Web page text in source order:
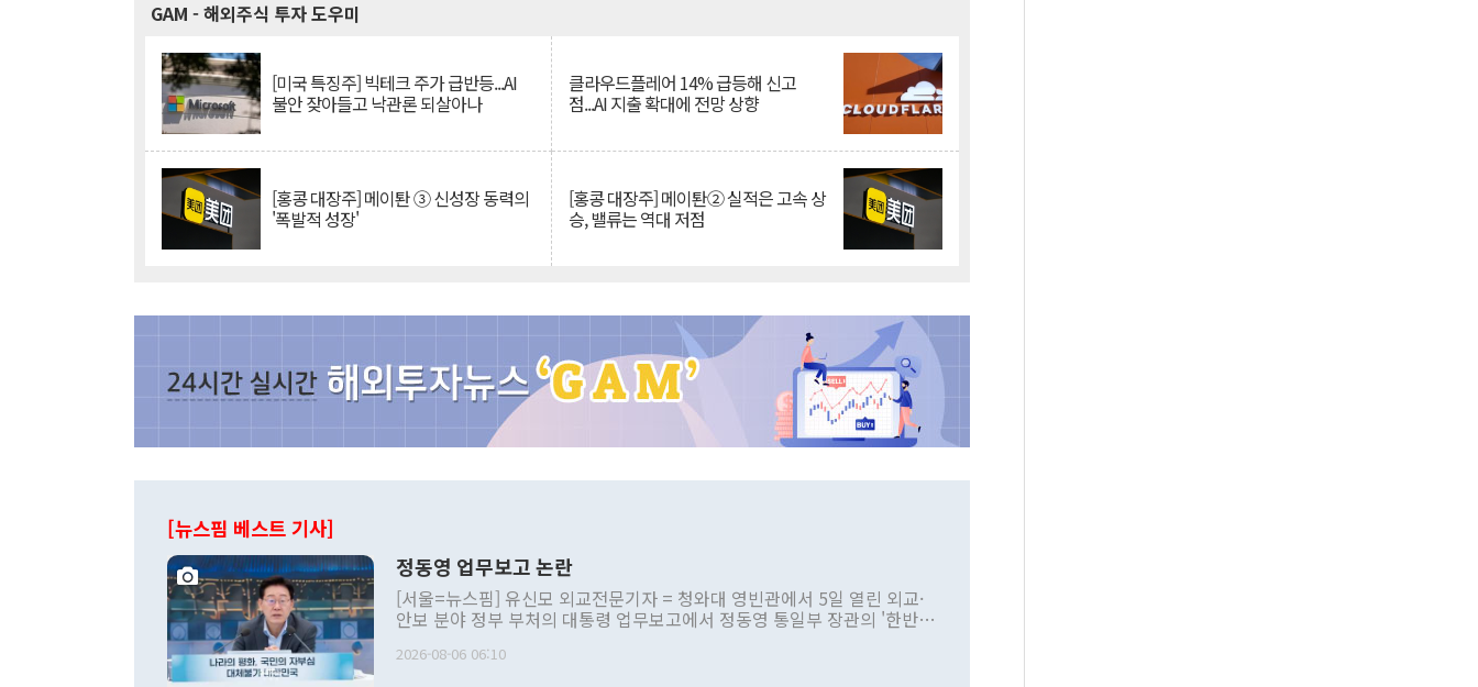
GAM - 해외주식 투자 도우미
[미국 특징주] 빅테크 주가 급반등...AI
불안 잦아들고 낙관론 되살아나
클라우드플레어 14% 급등해 신고
점...AI 지출 확대에 전망 상향
[홍콩 대장주] 메이퇀 ③ 신성장 동력의
'폭발적 성장'
[홍콩 대장주] 메이퇀② 실적은 고속 상
승, 밸류는 역대 저점
[뉴스핌 베스트 기사]
정동영 업무보고 논란
[서울=뉴스핌] 유신모 외교전문기자 = 청와대 영빈관에서 5일 열린 외교·
안보 분야 정부 부처의 대통령 업무보고에서 정동영 통일부 장관의 '한반도
발언 중에는 정부 내 조율을 거치지 않은 사안을 정책으로 추진하겠다고 공
2026-08-06 06:10